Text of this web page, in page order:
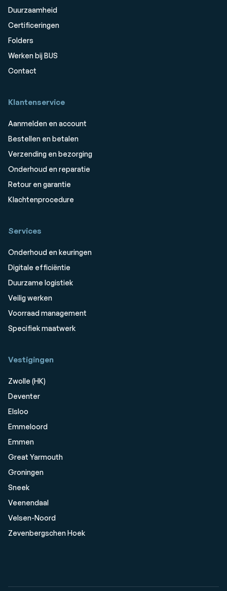
Duurzaamheid
Certificeringen
Folders
Werken bij BUS
Contact
Klantenservice
Aanmelden en account
Bestellen en betalen
Verzending en bezorging
Onderhoud en reparatie
Retour en garantie
Klachtenprocedure
Services
Onderhoud en keuringen
Digitale efficiëntie
Duurzame logistiek
Veilig werken
Voorraad management
Specifiek maatwerk
Vestigingen
Zwolle (HK)
Deventer
Elsloo
Emmeloord
Emmen
Great Yarmouth
Groningen
Sneek
Veenendaal
Velsen-Noord
Zevenbergschen Hoek